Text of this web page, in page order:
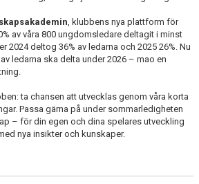
, klubbens nya plattform för
av våra 800 ungdomsledare deltagit i minst
2024 deltog 36% av ledarna och 2025 26%. Nu
ledarna ska delta under 2026 – mao en
ta chansen att utvecklas genom våra korta
Passa gärna på under sommarledigheten
– för din egen och dina spelares utveckling
nya insikter och kunskaper.